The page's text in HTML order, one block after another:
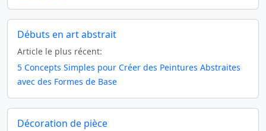
Débuts en art abstrait
Article le plus récent:
5 Concepts Simples pour Créer des Peintures Abstraites
avec des Formes de Base
Décoration de pièce